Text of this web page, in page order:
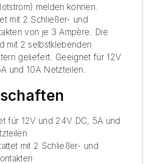
melden können.
mit 2 Schließer- und
von je 3 Ampère. Die
mit 2 selbstklebenden
geliefert. Geeignet für 12V
und 10A Netzteilen.
für 12V und 24V DC, 5A und
mit 2 Schließer- und